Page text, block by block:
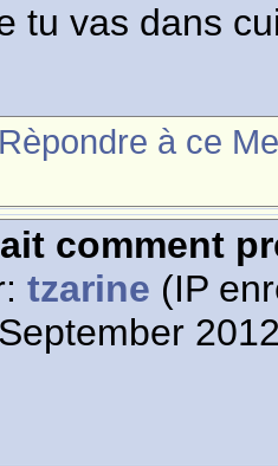
tu vas dans
Rèpondre à ce
comment
tzarine (IP